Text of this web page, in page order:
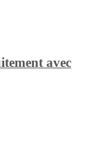
avec